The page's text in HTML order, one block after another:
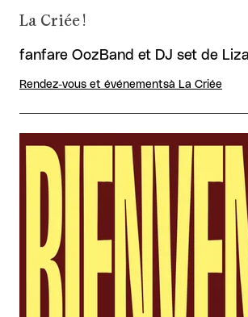
La Criée !
fanfare OozBand et DJ set de
Rendez-vous et événementsà La Criée